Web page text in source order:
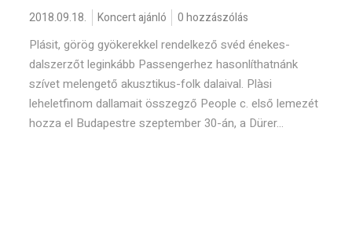
2018.09.18. Koncert ajánló 0 hozzászólás
Plásit, görög gyökerekkel rendelkező svéd énekes-
dalszerzőt leginkább Passengerhez hasonlíthatnánk
szívet melengető akusztikus-folk dalaival. Plàsi
leheletfinom dallamait összegző People c. első lemezét
hozza el Budapestre szeptember 30-án, a Dürer...